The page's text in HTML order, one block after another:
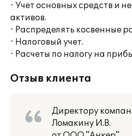
· Учет основных средств и
активов.
· Распределять косвенные
· Налоговый учет.
· Расчеты по налогу на
Отзыв клиента
Директору
Ломакину И.В.